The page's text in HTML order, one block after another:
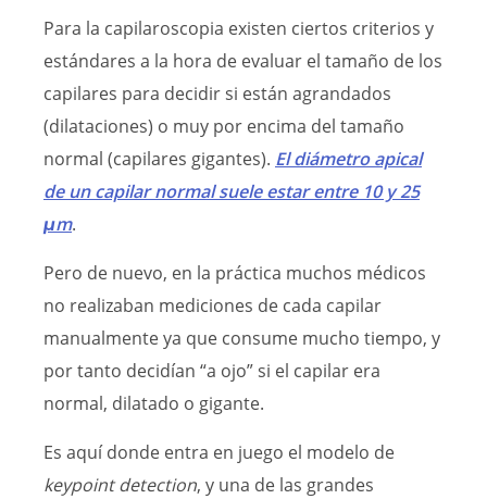
Para la capilaroscopia existen ciertos criterios y
estándares a la hora de evaluar el tamaño de los
capilares para decidir si están agrandados
(dilataciones) o muy por encima del tamaño
normal (capilares gigantes). El diámetro apical
de un capilar normal suele estar entre 10 y 25
μm.
Pero de nuevo, en la práctica muchos médicos
no realizaban mediciones de cada capilar
manualmente ya que consume mucho tiempo, y
por tanto decidían “a ojo” si el capilar era
normal, dilatado o gigante.
Es aquí donde entra en juego el modelo de
keypoint detection, y una de las grandes